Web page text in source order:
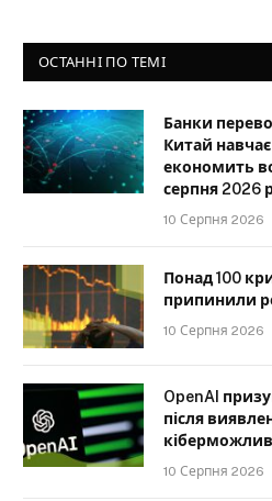
ОСТАННІ ПО ТЕМІ
Банки
Китай
економить
серпня 2026
10 Серпня 2026
Понад 100
припинили
10 Серпня 2026
OpenAI
після
10 Серпня 2026